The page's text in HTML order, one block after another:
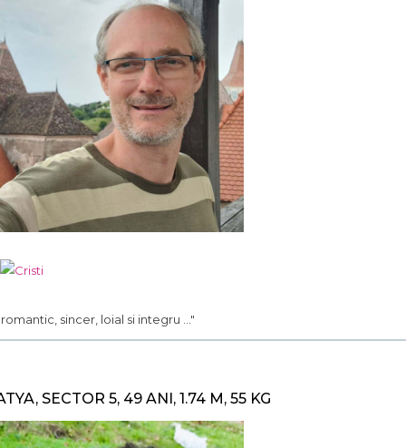
romantic, sincer, loial si integru ..."
SECTOR 5, 49 ANI, 1.74 M, 55 KG